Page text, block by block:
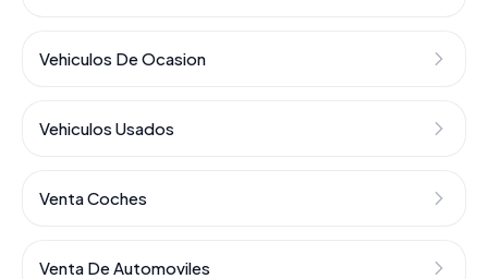
Vehiculos De Ocasion
Vehiculos Usados
Venta Coches
Venta De Automoviles